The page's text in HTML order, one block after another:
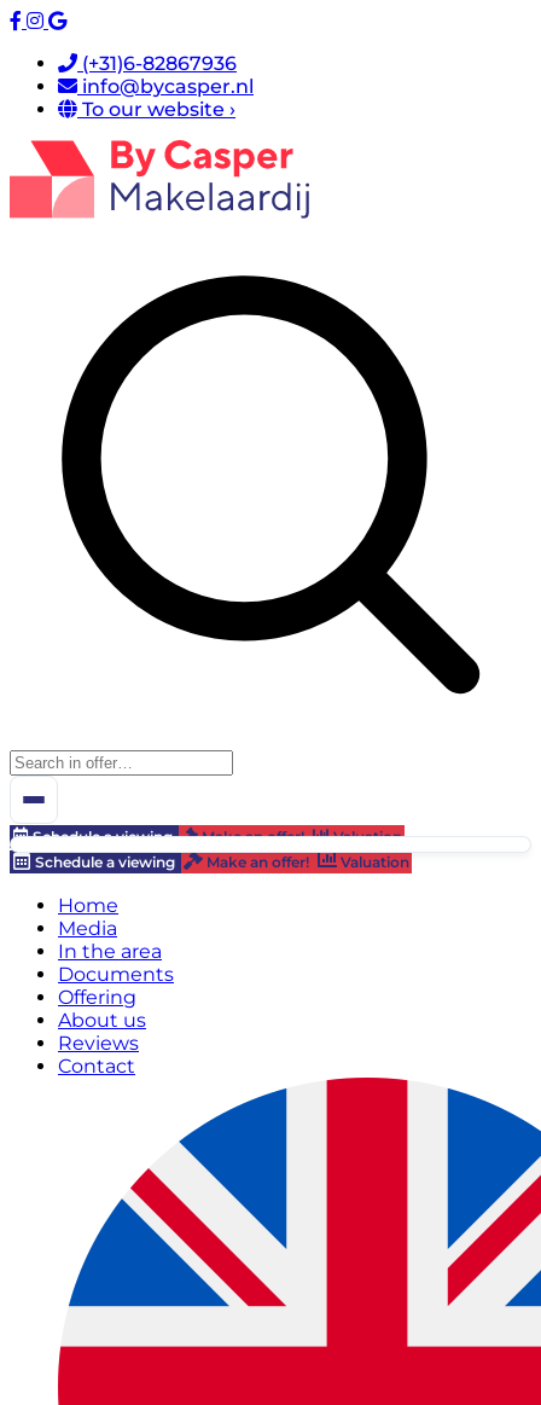
(+31)6-82867936
info@bycasper.nl
To our website ›
Schedule a viewing Make an offer!
Valuation
Schedule a viewing
Make an offer! Valuation
Home
Media
In the area
Documents
Offering
About us
Reviews
Contact